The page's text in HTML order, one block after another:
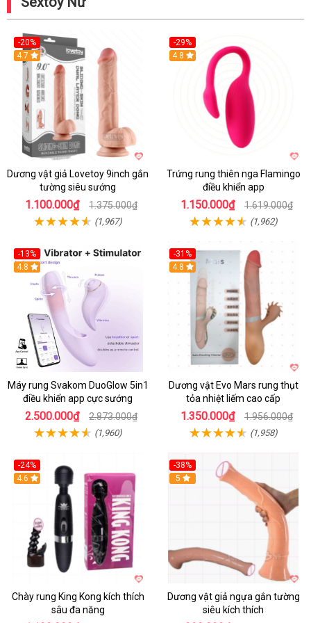
-20%
Hot
4.7
Dương vật giả Lovetoy 9inch gắn
tường siêu sướng
1.100.000₫ 1.375.000₫
(1,967)
-29%
Hot
4.8
Trứng rung thiên nga Flamingo
điều khiển app
1.150.000₫ 1.619.000₫
(1,962)
-13%
4.8
Máy rung Svakom DuoGlow 5in1
điều khiển app cực sướng
2.500.000₫ 2.873.000₫
(1,960)
-31%
4.8
Dương vật Evo Mars rung thụt
tỏa nhiệt liếm cao cấp
1.350.000₫ 1.956.000₫
(1,958)
-24%
4.6
Chày rung King Kong kích thích
sâu đa năng
-38%
Hot
5
Dương vật giả ngựa gắn tường
siêu kích thích